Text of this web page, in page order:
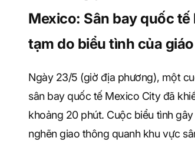
Mexico: Sân bay quốc
tạm do biểu tình của
Ngày 23/5 (giờ địa phương), một
sân bay quốc tế Mexico City đã
khoảng 20 phút. Cuộc biểu tình
nghẽn giao thông quanh khu vực